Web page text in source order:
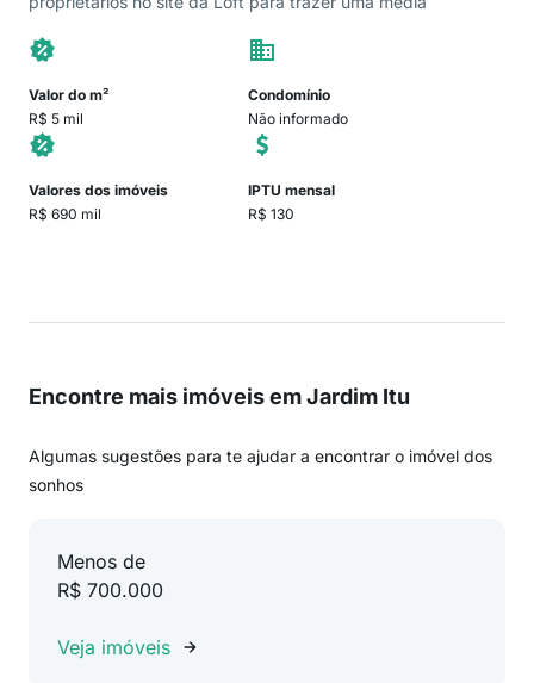
Valor do m²
R$ 5 mil
Condomínio
Não informado
Valores dos imóveis
R$ 690 mil
IPTU mensal
R$ 130
Encontre mais imóveis em Jardim Itu
Algumas sugestões para te ajudar a encontrar o imóvel dos
sonhos
Menos de
R$ 700.000
Veja imóveis